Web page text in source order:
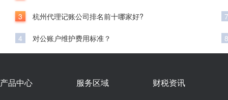
3 杭州代理记账公司排名前十哪家好?
4 对公账户维护费用标准？
7
8
产品中心 服务区域 财税资讯